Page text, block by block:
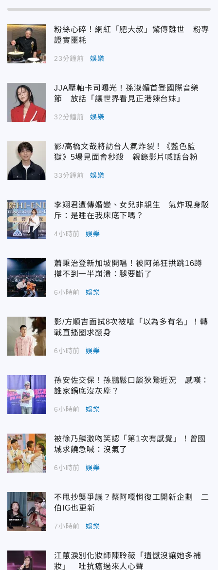
粉絲心碎！網紅「肥大叔」驚傳離世 粉專
證實噩耗
23分鐘前 娛樂
JJA壓軸卡司曝光！孫淑媚首登國際音樂
節 放話「讓世界看見正港辣台妹」
32分鐘前 娛樂
影/高橋文哉將訪台人氣炸裂！《藍色監
獄》5場見面會秒殺 親錄影片喊話台粉
33分鐘前 娛樂
李翊君遭傳婚變、女兒非親生 氣炸現身駁
斥：是睡在我床底下嗎？
4小時前 娛樂
蕭秉治登新加坡開唱！被阿弟狂拱跳16蹲
撐不到一半崩潰：腿要斷了
6小時前 娛樂
影/方順吉面試8次被嗆「以為多有名」！轉
戰直播圈求翻身
6小時前 娛樂
孫安佐交保！孫鵬鬆口談狄鶯近況 感嘆：
誰家鍋底沒灰塵？
6小時前 娛樂
被徐乃麟激吻笑認「第1次有感覺」！曾國
城求饒急喊：沒氣了
6小時前 娛樂
不甩抄襲爭議？蔡阿嘎悄復工開新企劃 二
伯IG也更新
7小時前 娛樂
江蕙淚別化妝師陳聆薇「遺憾沒讓她多補
妝」 吐抗癌過來人心聲